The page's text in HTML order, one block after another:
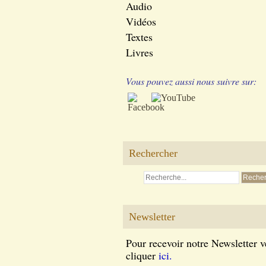
Audio
Vidéos
Textes
Livres
Vous pouvez aussi nous suivre sur:
Rechercher
Newsletter
Pour recevoir notre Newsletter
cliquer ici.